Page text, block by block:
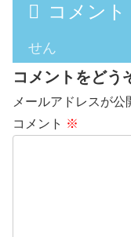
コメント
せん
コメントをどう
メールアドレスが公
コメント ※